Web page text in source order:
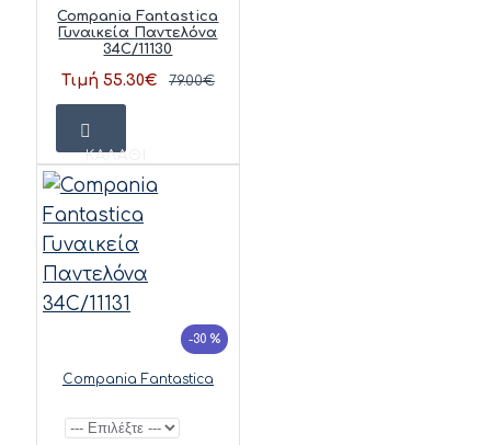
Compania Fantastica
Γυναικεία Παντελόνα
34C/11130
Τιμή 55.30€ 79.00€
ΚΑΛΆΘΙ
-30 %
Compania Fantastica